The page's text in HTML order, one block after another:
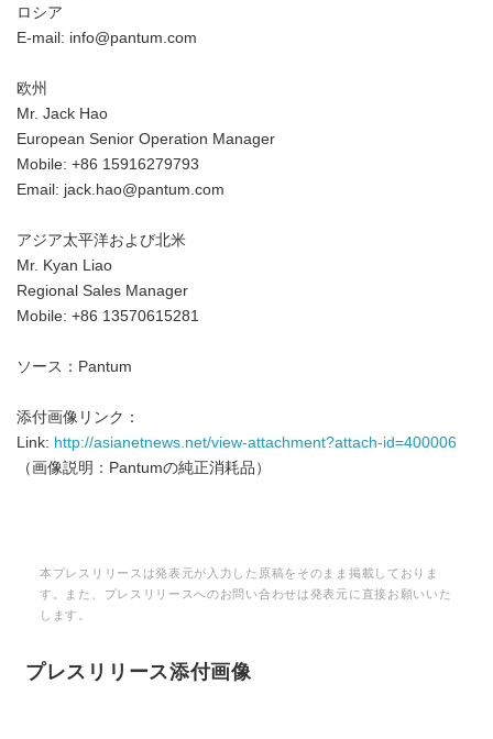
ロシア
E-mail: info@pantum.com
欧州
Mr. Jack Hao
European Senior Operation Manager
Mobile: +86 15916279793
Email: jack.hao@pantum.com
アジア太平洋および北米
Mr. Kyan Liao
Regional Sales Manager
Mobile: +86 13570615281
ソース：Pantum
添付画像リンク：
Link: http://asianetnews.net/view-attachment?attach-id=400006
（画像説明：Pantumの純正消耗品）
本プレスリリースは発表元が入力した原稿をそのまま掲載しておりま
す。また、プレスリリースへのお問い合わせは発表元に直接お願いいた
します。
プレスリリース添付画像